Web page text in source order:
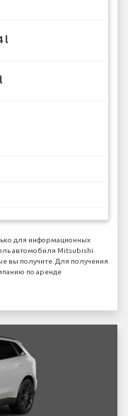
l
для информационных
автомобиля Mitsubishi
вы получите. Для получения
по аренде